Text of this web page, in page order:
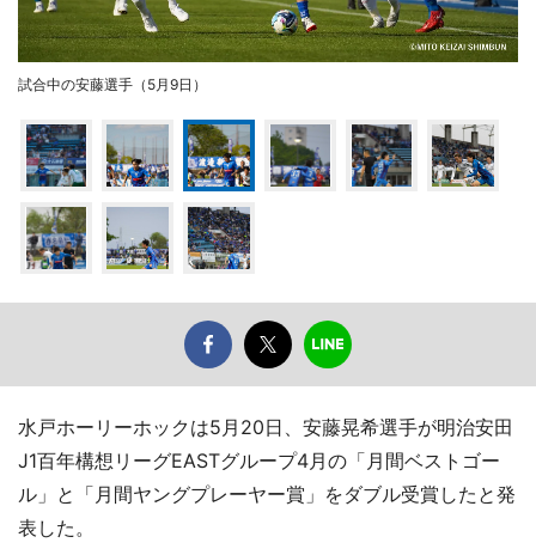
試合中の安藤選手（5月9日）
水戸ホーリーホックは5月20日、安藤晃希選手が明治安田
J1百年構想リーグEASTグループ4月の「月間ベストゴー
ル」と「月間ヤングプレーヤー賞」をダブル受賞したと発
表した。